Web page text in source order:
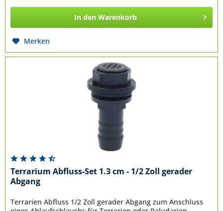
In den Warenkorb
Merken
Terrarium Abfluss-Set 1.3 cm - 1/2 Zoll gerader
Abgang
Terrarien Abfluss 1/2 Zoll gerader Abgang zum Anschluss